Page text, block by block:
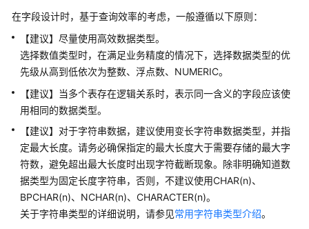
公
告
产
介
绍
计
费
说
明
快
在字段设计时，基于查询效率的考虑，一般遵循以下原则：
【建议】尽量使用高效数据类型。
选择数值类型时，在满足业务精度的情况下，选择数据类型的优
先级从高到低依次为整数、浮点数、NUMERIC。
【建议】当多个表存在逻辑关系时，表示同一含义的字段应该使
用相同的数据类型。
【建议】对于字符串数据，建议使用变长字符串数据类型，并指
定最大长度。请务必确保指定的最大长度大于需要存储的最大字
符数，避免超出最大长度时出现字符截断现象。除非明确知道数
据类型为固定长度字符串，否则，不建议使用CHAR(n)、
BPCHAR(n)、NCHAR(n)、CHARACTER(n)。
关于字符串类型的详细说明，请参见常用字符串类型介绍。